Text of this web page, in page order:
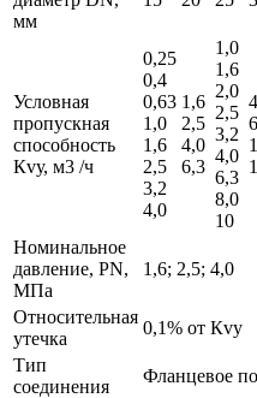
мм
Условная
пропускная
способность
Кvу, м3 /ч
0,25
0,4
0,63
1,0
1,6
2,5
3,2
4,0
1,6
2,5
4,0
6,3
1,0
1,6
2,0
2,5
3,2
4,0
6,3
8,0
10
Номинальное
давление, РN,
МПа
1,6; 2,5; 4,0
Относительная
утечка
0,1% от Кvy
Тип
соединения
Фланцевое